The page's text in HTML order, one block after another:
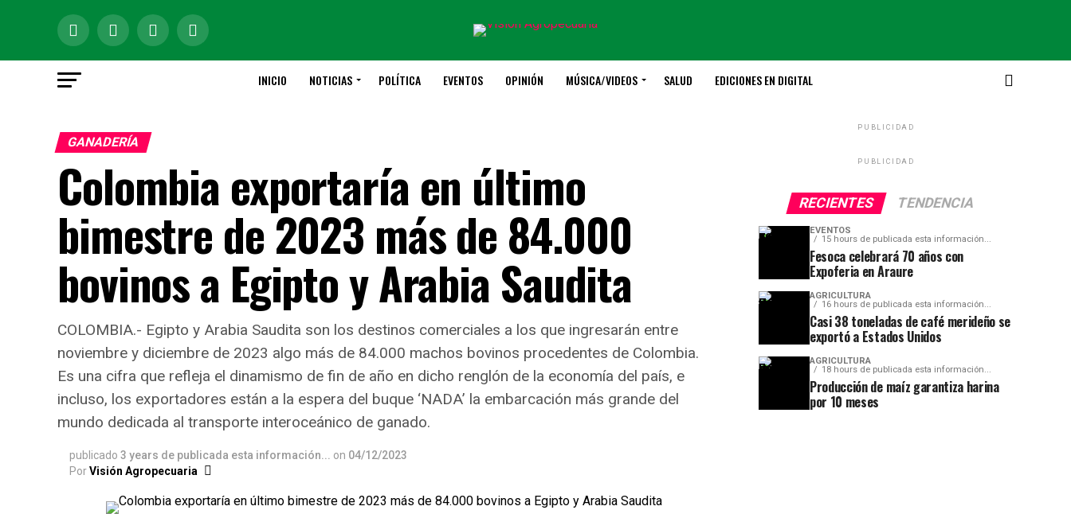
INICIO NOTICIAS POLÍTICA EVENTOS OPINIÓN MÚSICA/VIDEOS SALUD EDICIONES EN DIGITAL
GANADERÍA
Colombia exportaría en último
bimestre de 2023 más de 84.000
bovinos a Egipto y Arabia Saudita
COLOMBIA.- Egipto y Arabia Saudita son los destinos comerciales a los que ingresarán entre
noviembre y diciembre de 2023 algo más de 84.000 machos bovinos procedentes de Colombia.
Es una cifra que refleja el dinamismo de fin de año en dicho renglón de la economía del país, e
incluso, los exportadores están a la espera del buque ‘NADA’ la embarcación más grande del
mundo dedicada al transporte interoceánico de ganado.
publicado 3 years de publicada esta información... on 04/12/2023
PorVisión Agropecuaria
PUBLICIDAD
PUBLICIDAD
RECIENTES TENDENCIA
EVENTOS
15 hours de publicada esta información...
Fesoca celebrará 70 años con
Expoferia en Araure
AGRICULTURA
16 hours de publicada esta información...
Casi 38 toneladas de café merideño se
exportó a Estados Unidos
AGRICULTURA
18 hours de publicada esta información...
Producción de maíz garantiza harina
por 10 meses